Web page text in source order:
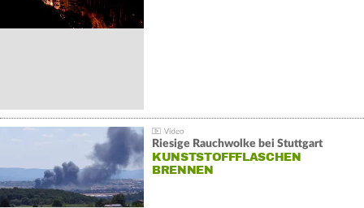
Riesige Rauchwolke bei Stuttgart
KUNSTSTOFFFLASCHEN
BRENNEN